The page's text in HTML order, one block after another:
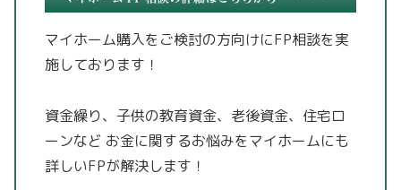
マイホーム購入をご検討の方向けにFP相談を実
施しております！
資金繰り、子供の教育資金、老後資金、住宅ロ
ーンなど お金に関するお悩みをマイホームにも
詳しいFPが解決します！